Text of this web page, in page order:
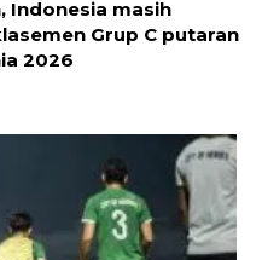
Indonesia masih
Grup C putaran
2026